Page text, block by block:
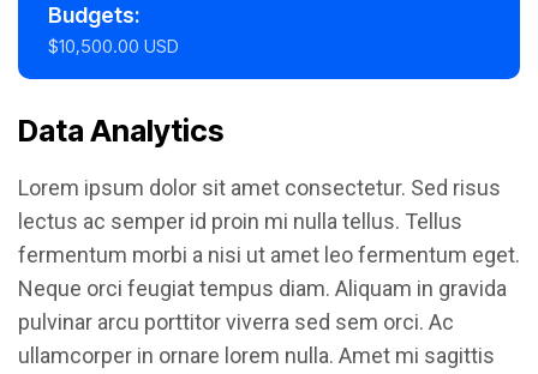
Budgets:
$10,500.00 USD
Data Analytics
Lorem ipsum dolor sit amet consectetur. Sed risus
lectus ac semper id proin mi nulla tellus. Tellus
fermentum morbi a nisi ut amet leo fermentum eget.
Neque orci feugiat tempus diam. Aliquam in gravida
pulvinar arcu porttitor viverra sed sem orci. Ac
ullamcorper in ornare lorem nulla. Amet mi sagittis